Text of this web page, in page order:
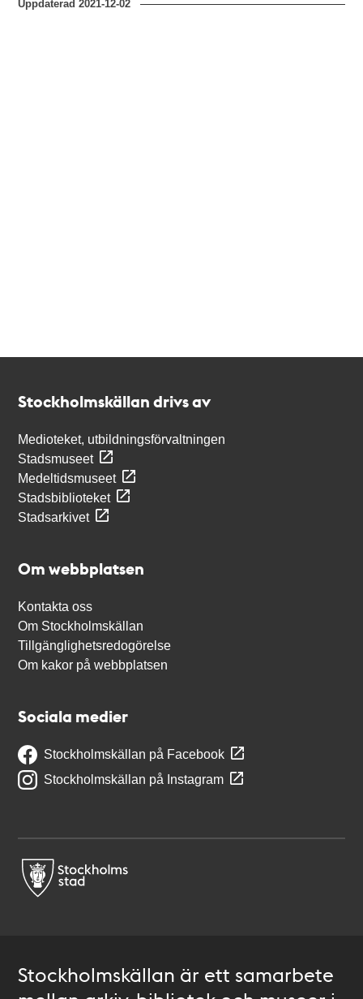
Uppdaterad2021-12-02
Stockholmskällan drivs av
Medioteket, utbildningsförvaltningen
Stadsmuseet
Medeltidsmuseet
Stadsbiblioteket
Stadsarkivet
Om webbplatsen
Kontakta oss
Om Stockholmskällan
Tillgänglighetsredogörelse
Om kakor på webbplatsen
Sociala medier
Stockholmskällan på Facebook
Stockholmskällan på Instagram
Stockholmskällan är ett samarbete